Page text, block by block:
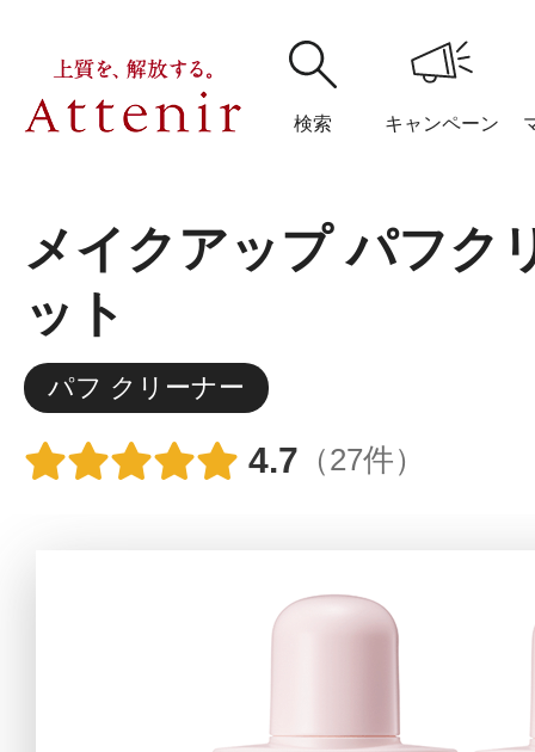
検索 キャンペーン
購入履歴 閲覧履
ブランドサイ
メイクアップ パフク
ット
パフ クリーナー
4.7 （27件）